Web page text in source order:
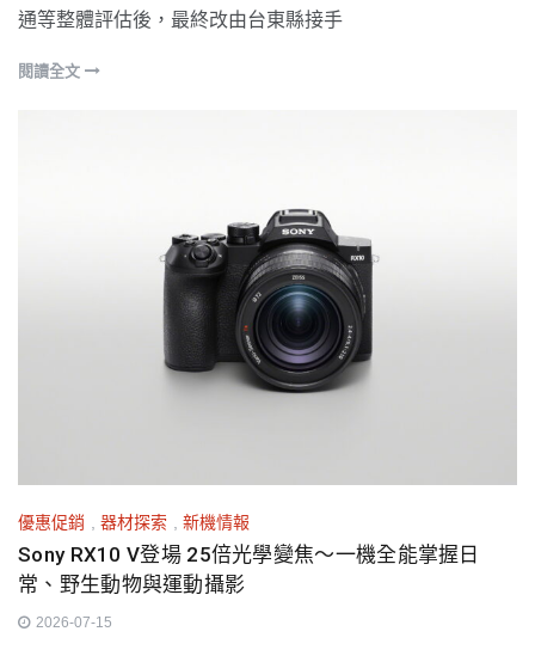
通等整體評估後，最終改由台東縣接手
閱讀全文
優惠促銷 器材探索 新機情報
Sony RX10 V登場 25倍光學變焦～一機全能掌握日
常、野生動物與運動攝影
2026-07-15